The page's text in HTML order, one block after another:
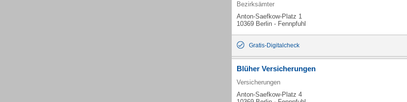
Bezirksämter
Anton-Saefkow-Platz 1
10369 Berlin - Fennpfuhl
Gratis-Digitalcheck
Blüher Versicherungen
Versicherungen
Anton-Saefkow-Platz 4